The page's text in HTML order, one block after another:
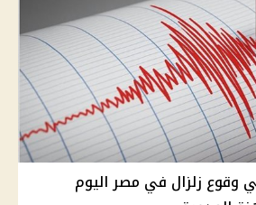
وقوع زلزال في مصر اليوم